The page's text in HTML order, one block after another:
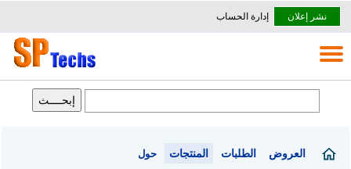
نشر إعلان إدارة الحساب
العروض الطلبات المنتجات حول